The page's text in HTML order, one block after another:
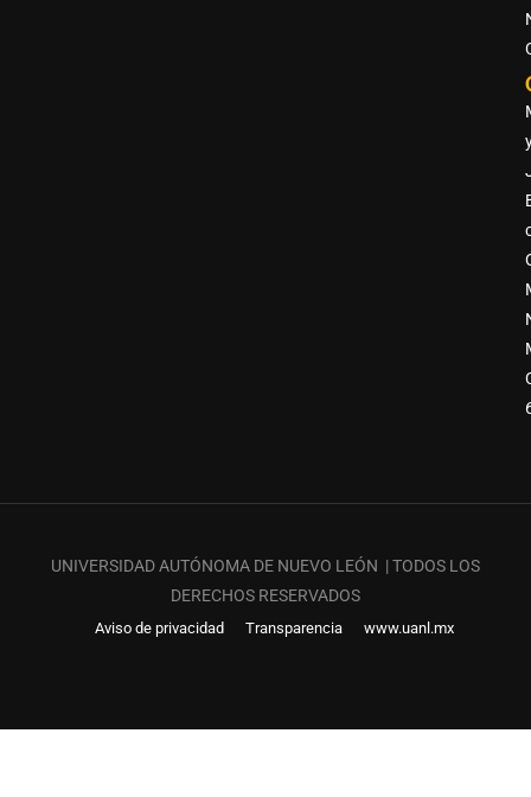
UNIVERSIDAD AUTÓNOMA DE NUEVO LEÓN | TODOS LOS
DERECHOS RESERVADOS
Aviso de privacidad Transparencia www.uanl.mx